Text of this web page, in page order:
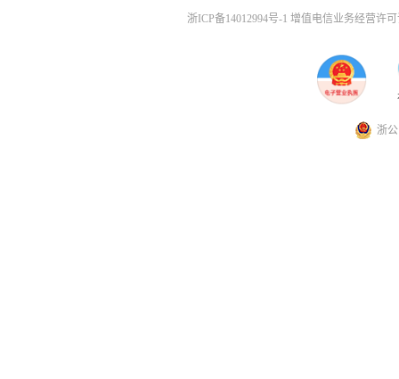
浙ICP备14012994号-1 增值电信业务经营许
浙公